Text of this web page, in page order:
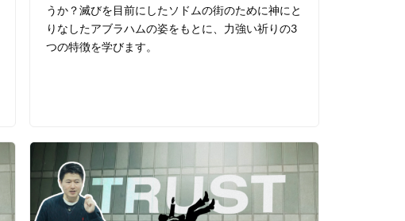
うか？滅びを目前にしたソドムの街のために神にと
りなしたアブラハムの姿をもとに、力強い祈りの3
つの特徴を学びます。